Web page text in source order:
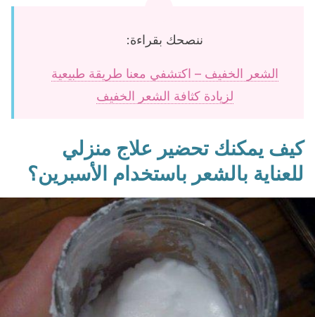
ننصحك بقراءة:
الشعر الخفيف – اكتشفي معنا طريقة طبيعية
لزيادة كثافة الشعر الخفيف
كيف يمكنك تحضير علاج منزلي
للعناية بالشعر باستخدام الأسبرين؟